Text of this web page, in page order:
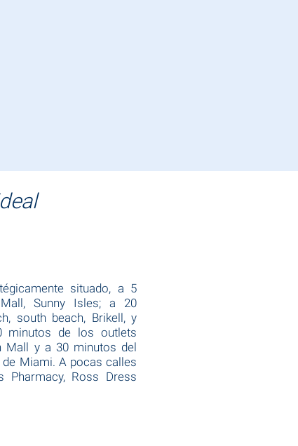
situado, a 5
Sunny Isles; a 20
south beach, Brikell, y
minutos de los outlets
Mall y a 30 minutos del
Miami. A pocas calles
Pharmacy, Ross Dress